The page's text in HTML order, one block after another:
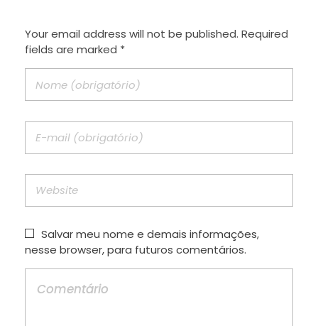
Your email address will not be published. Required
fields are marked *
Salvar meu nome e demais informações,
nesse browser, para futuros comentários.